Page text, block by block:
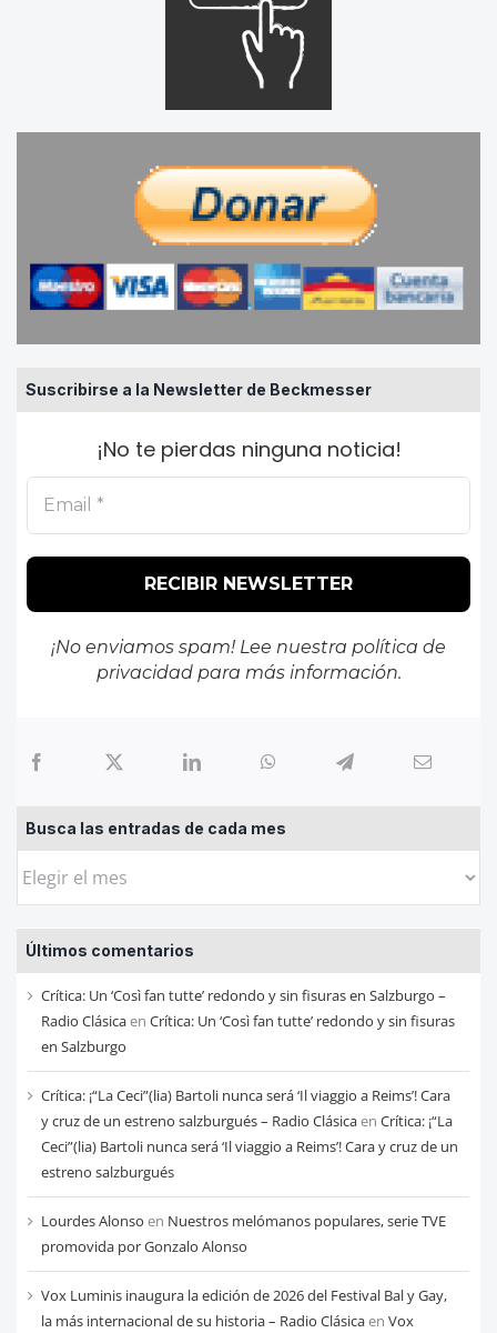
Suscribirse a la Newsletter de Beckmesser
¡No te pierdas ninguna noticia!
¡No enviamos spam! Lee nuestra política de
privacidadpara más información.
Busca las entradas de cada mes
Busca
entradas
de
cada
mes
Últimos comentarios
Crítica: Un ‘Così fan tutte’ redondo y sin fisuras en Salzburgo –
Radio Clásicaen Crítica: Un ‘Così fan tutte’ redondo y sin fisuras
en Salzburgo
Crítica: ¡“La Ceci”(lia) Bartoli nunca será ‘Il viaggio a Reims’! Cara
y cruz de un estreno salzburgués – Radio Clásicaen Crítica: ¡“La
Ceci”(lia) Bartoli nunca será ‘Il viaggio a Reims’! Cara y cruz de un
estreno salzburgués
Lourdes Alonso en Nuestros melómanos populares, serie TVE
promovida por Gonzalo Alonso
Vox Luminis inaugura la edición de 2026 del Festival Bal y Gay,
la más internacional de su historia – Radio Clásicaen Vox